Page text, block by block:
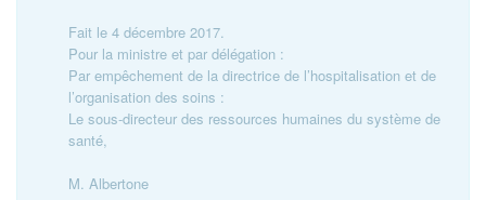
Fait le 4 décembre 2017.
Pour la ministre et par délégation :
Par empêchement de la directrice de l’hospitalisation et de
l’organisation des soins :
Le sous-directeur des ressources humaines du système de
santé,
M. Albertone